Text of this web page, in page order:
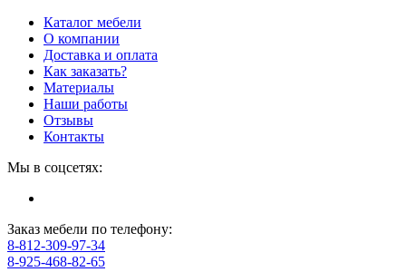
Каталог мебели
О компании
Доставка и оплата
Как заказать?
Материалы
Наши работы
Отзывы
Контакты
Мы в соцсетях:
Заказ мебели по телефону:
8-812-309-97-34
8-925-468-82-65